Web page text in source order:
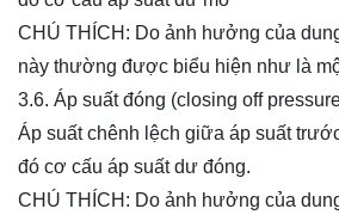
CHÚ THÍCH: Do ảnh hưởng của
này thường được biểu hiện như là
3.6. Áp suất đóng (closing off
Áp suất chênh lệch giữa áp suất
đó cơ cấu áp suất dư đóng.
CHÚ THÍCH: Do ảnh hưởng của